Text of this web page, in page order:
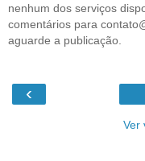
nenhum dos serviços
comentários para
aguarde a publicação.
‹
Ver